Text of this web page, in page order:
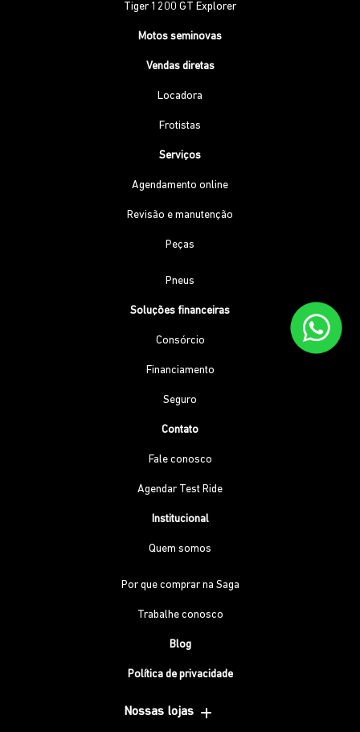
Tiger 1200 GT Explorer
Motos seminovas
Vendas diretas
Locadora
Frotistas
Serviços
Agendamento online
Revisão e manutenção
Peças
Pneus
Soluções financeiras
Consórcio
Financiamento
Seguro
Contato
Fale conosco
Agendar Test Ride
Institucional
Quem somos
Por que comprar na Saga
Trabalhe conosco
Blog
Política de privacidade
Nossas lojas